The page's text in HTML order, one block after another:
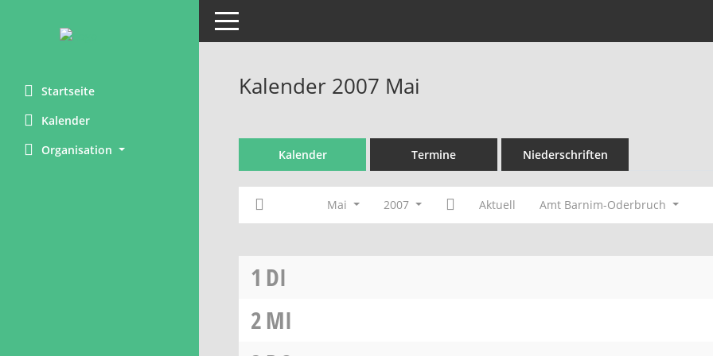
Startseite
Kalender
Organisation
Toggle navigation
Kalender 2007 Mai
Kalender Termine Niederschriften
Mai 2007 Aktuell Amt Barnim-Oderbruch
1 DI
2MI